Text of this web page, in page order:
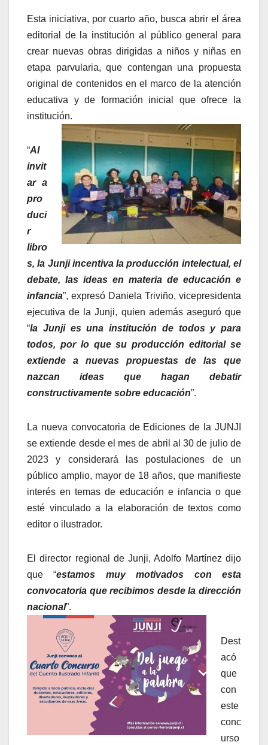
Esta iniciativa, por cuarto año, busca abrir el área
editorial de la institución al público general para
crear nuevas obras dirigidas a niños y niñas en
etapa parvularia, que contengan una propuesta
original de contenidos en el marco de la atención
educativa y de formación inicial que ofrece la
institución.
“Al
invit
ar a
pro
duci
r
libro
s, la Junji incentiva la producción intelectual, el
debate, las ideas en materia de educación e
infancia”, expresó Daniela Triviño, vicepresidenta
ejecutiva de la Junji, quien además aseguró que
“la Junji es una institución de todos y para
todos, por lo que su producción editorial se
extiende a nuevas propuestas de las que
nazcan ideas que hagan debatir
constructivamente sobre educación”.
La nueva convocatoria de Ediciones de la JUNJI
se extiende desde el mes de abril al 30 de julio de
2023 y considerará las postulaciones de un
público amplio, mayor de 18 años, que manifieste
interés en temas de educación e infancia o que
esté vinculado a la elaboración de textos como
editor o ilustrador.
El director regional de Junji, Adolfo Martínez dijo
que “estamos muy motivados con esta
convocatoria que recibimos desde la dirección
nacional”.
Dest
acó
que
con
este
conc
urso